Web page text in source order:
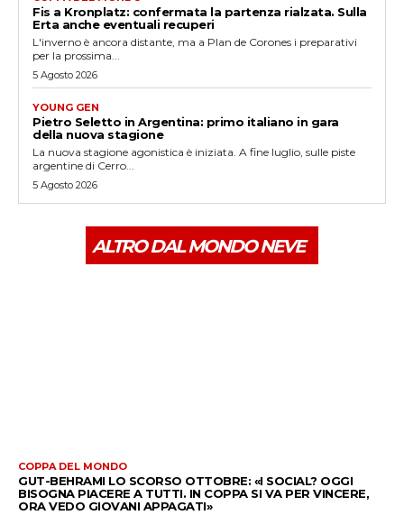
Fis a Kronplatz: confermata la partenza rialzata. Sulla
Erta anche eventuali recuperi
L'inverno è ancora distante, ma a Plan de Corones i preparativi
per la prossima...
5 Agosto 2026
YOUNG GEN
Pietro Seletto in Argentina: primo italiano in gara
della nuova stagione
La nuova stagione agonistica è iniziata. A fine luglio, sulle piste
argentine di Cerro...
5 Agosto 2026
ALTRO DAL MONDO NEVE
COPPA DEL MONDO
GUT-BEHRAMI LO SCORSO OTTOBRE: «I SOCIAL? OGGI
BISOGNA PIACERE A TUTTI. IN COPPA SI VA PER VINCERE,
ORA VEDO GIOVANI APPAGATI»